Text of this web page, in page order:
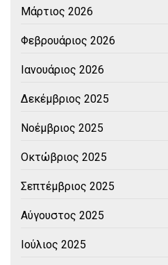
Μάρτιος 2026
Φεβρουάριος 2026
Ιανουάριος 2026
Δεκέμβριος 2025
Νοέμβριος 2025
Οκτώβριος 2025
Σεπτέμβριος 2025
Αύγουστος 2025
Ιούλιος 2025